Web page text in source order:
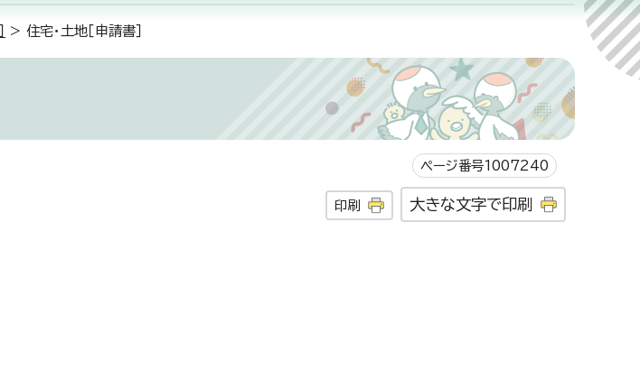
> 住宅・土地［申請書］
ページ番号1007240
印刷 大きな文字で印刷